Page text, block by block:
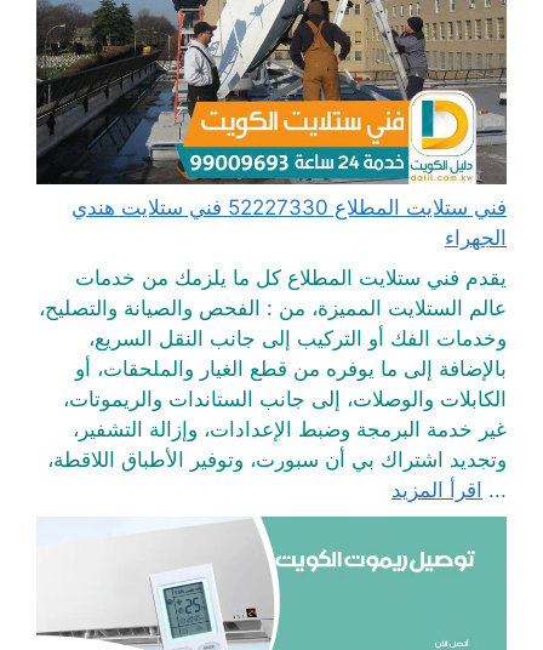
فني ستلايت المطلاع 52227330 فني ستلايت هندي
الجهراء
يقدم فني ستلايت المطلاع كل ما يلزمك من خدمات
عالم الستلايت المميزة، من : الفحص والصيانة والتصليح،
وخدمات الفك أو التركيب إلى جانب النقل السريع،
بالإضافة إلى ما يوفره من قطع الغيار والملحقات، أو
الكابلات والوصلات، إلى جانب الستاندات والريموتات،
غير خدمة البرمجة وضبط الإعدادات، وإزالة التشفير،
وتجديد اشتراك بي أن سبورت، وتوفير الأطباق اللاقطة،
... اقرأ المزيد